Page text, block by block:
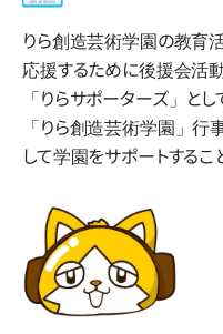
りら創造芸術学園の​教育
応援する​ために​後援会活
「りらサポーターズ」と​
「りら創造芸術学園」​
して​学園を​サポートする​こ